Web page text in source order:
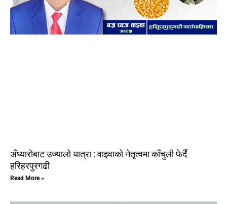
अँध्यारोबाट उज्यालो यात्रा : वाइवाको नेतृत्वमा काँचुली फेर्दै
हरिहरपुरगढी
Read More »